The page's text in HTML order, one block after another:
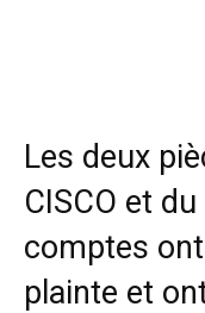
Les deux
CISCO et
comptes
plainte et